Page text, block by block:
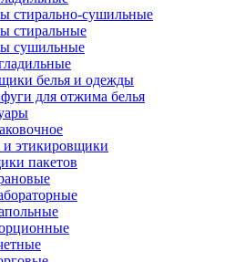
стирально-сушильные
стиральные
сушильные
белья и одежды
для отжима белья
и этикировщики
пакетов